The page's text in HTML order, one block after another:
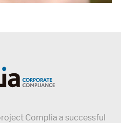
Complia a successful